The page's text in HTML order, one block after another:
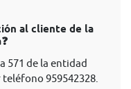
al cliente de la
de la entidad
959542328.